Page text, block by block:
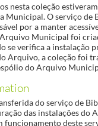
nesta coleção
Municipal. O serviço de
por a manter
Municipal foi
se verifica a instalação
Arquivo, a coleção foi
do Arquivo
do serviço de
das instalações do
funcionamento deste